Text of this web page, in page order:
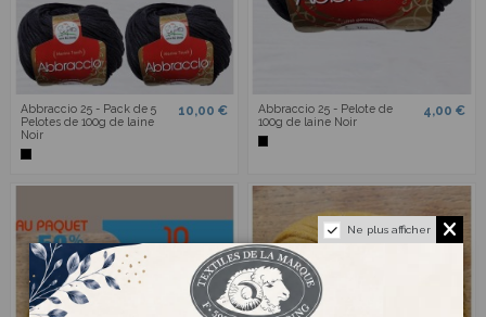
Abbraccio 25 - Pack de 5
Pelotes de 100g de laine
Noir
10,00 €
Abbraccio 25 - Pelote de
100g de laine Noir
4,00 €
Ne plus afficher